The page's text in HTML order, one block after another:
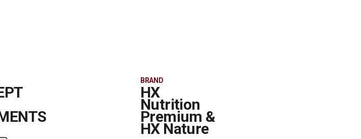
BRAND
HX
Nutrition
Premium &
HX Nature